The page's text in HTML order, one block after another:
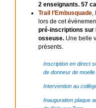
2 enseignants. 57
Trail l’Embusquade,
lors de cet
pré-inscriptions sur
osseuse. Une belle
présents.
Inscription en direct
de donneur de
Intervention au
Inauguration plaque